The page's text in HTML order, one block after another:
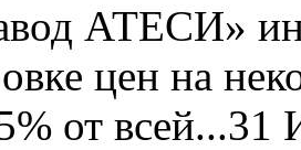
АТЕСИ»
цен на
от всей...31